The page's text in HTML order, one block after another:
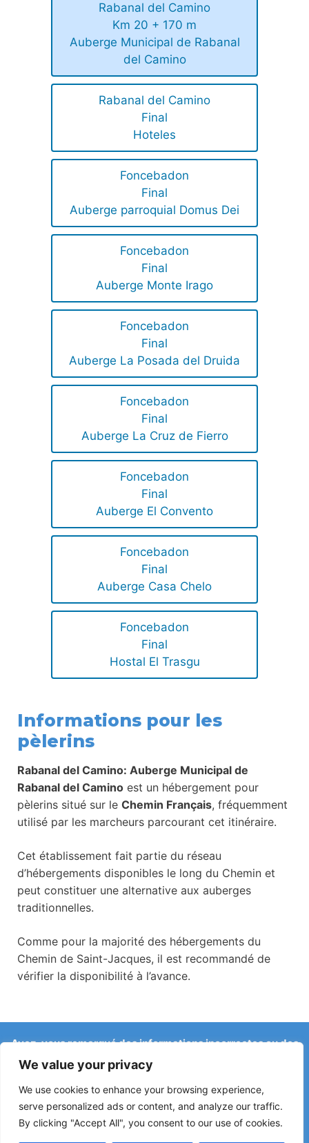
We value your privacy
We use cookies to enhance your browsing experience,
serve personalized ads or content, and analyze our traffic.
By clicking "Accept All", you consent to our use of cookies.
Rabanal del Camino
Km 20 + 170 m
Auberge Municipal de Rabanal
del Camino
Rabanal del Camino
Final
Hoteles
Foncebadon
Final
Auberge parroquial Domus Dei
Foncebadon
Final
Auberge Monte Irago
Foncebadon
Final
Auberge La Posada del Druida
Foncebadon
Final
Auberge La Cruz de Fierro
Foncebadon
Final
Auberge El Convento
Foncebadon
Final
Auberge Casa Chelo
Foncebadon
Final
Hostal El Trasgu
Informations pour les
pèlerins
Rabanal del Camino: Auberge Municipal de
Rabanal del Camino est un hébergement pour
pèlerins situé sur le Chemin Français, fréquemment
utilisé par les marcheurs parcourant cet itinéraire.
Cet établissement fait partie du réseau
d’hébergements disponibles le long du Chemin et
peut constituer une alternative aux auberges
traditionnelles.
Comme pour la majorité des hébergements du
Chemin de Saint-Jacques, il est recommandé de
vérifier la disponibilité à l’avance.
Avez-vous remarqué des informations incorrectes ou des
changements récents sur le Camino ?
Les signalements concernant des auberges fermées, des
inondations, des déviations, des travaux ou d’autres
changements aident à maintenir le guide à jour.